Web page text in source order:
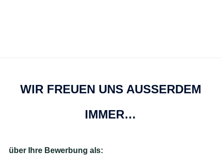
WIR FREUEN UNS AUSSERDEM I
MMER…
über Ihre Bewerbung als: